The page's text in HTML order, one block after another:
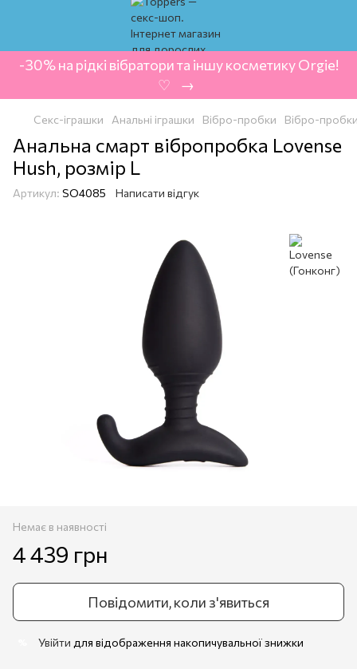
-30% на рідкі вібратори та іншу косметику Orgie!
‍ ♡ ‍ → ‍
Секс-іграшки Анальні іграшки Вібро-пробки Вібро-
Анальна смарт вібропробка Lovense
Hush, розмір L
Артикул: SO4085 Написати відгук
Немає в наявності
4 439 грн
Повідомити, коли з'явиться
Увійти для відображення накопичувальної знижки